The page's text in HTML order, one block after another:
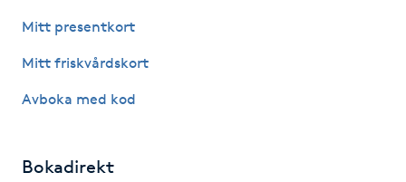
Klippning & Slingor
Koppningsmassage
Mitt presentkort
Mitt friskvårdskort
Avboka med kod
Bokadirekt